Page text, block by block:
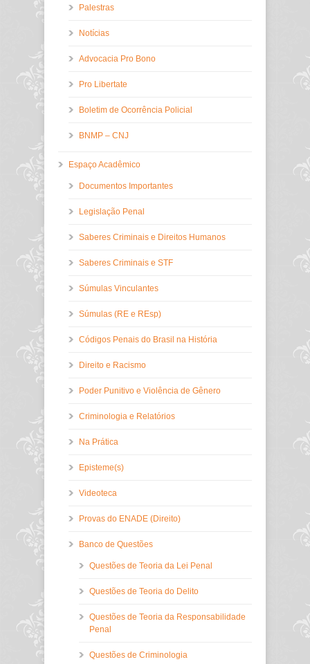
Palestras
Notícias
Advocacia Pro Bono
Pro Libertate
Boletim de Ocorrência Policial
BNMP – CNJ
Espaço Acadêmico
Documentos Importantes
Legislação Penal
Saberes Criminais e Direitos Humanos
Saberes Criminais e STF
Súmulas Vinculantes
Súmulas (RE e REsp)
Códigos Penais do Brasil na História
Direito e Racismo
Poder Punitivo e Violência de Gênero
Criminologia e Relatórios
Na Prática
Episteme(s)
Videoteca
Provas do ENADE (Direito)
Banco de Questões
Questões de Teoria da Lei Penal
Questões de Teoria do Delito
Questões de Teoria da Responsabilidade
Penal
Questões de Criminologia